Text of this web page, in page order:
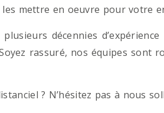
mettre en oeuvre pour votre
décennies
rassuré, nos équipes
? N’hésitez pas à nous